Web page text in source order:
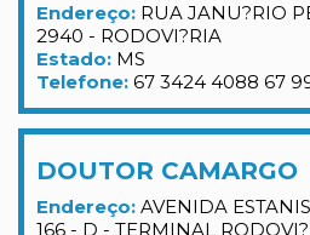
Endereço: RUA JANU?RIO
2940 - RODOVI?RIA
Estado: MS
Telefone: 67 3424 4088 67
DOUTOR CAMARGO
Endereço: AVENIDA
166 - D - TERMINAL